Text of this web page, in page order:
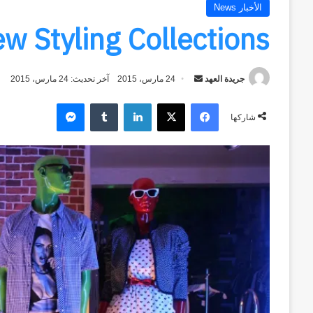
الأخبار News
Styling Collections
جريدة العهد
أرسل
إلكترونيا
24 مارس، 2015 آخر تحديث: 24 مارس، 2015
شاركها
فيسبوك‫X لينكدإن
‏Tumblr ماسنجر